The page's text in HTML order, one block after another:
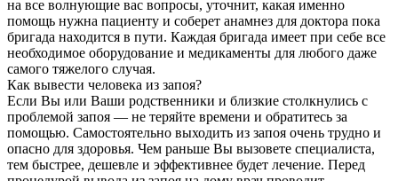
на все волнующие вас вопросы, уточнит, какая именно
помощь нужна пациенту и соберет анамнез для доктора пока
бригада находится в пути. Каждая бригада имеет при себе все
необходимое оборудование и медикаменты для любого даже
самого тяжелого случая.
Как вывести человека из запоя?
Если Вы или Ваши родственники и близкие столкнулись с
проблемой запоя — не теряйте времени и обратитесь за
помощью. Самостоятельно выходить из запоя очень трудно и
опасно для здоровья. Чем раньше Вы вызовете специалиста,
тем быстрее, дешевле и эффективнее будет лечение. Перед